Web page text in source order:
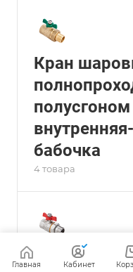
Кран
бабочка
4 товара
Кран
Главная Кабинет